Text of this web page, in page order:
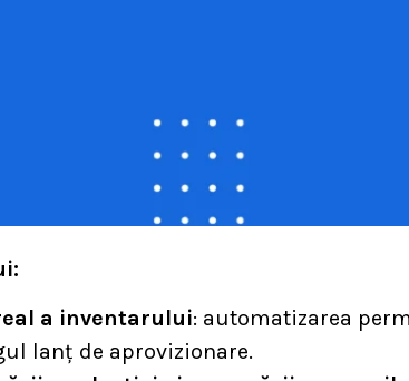
a inventarului: automatizarea
lanț de aprovizionare.